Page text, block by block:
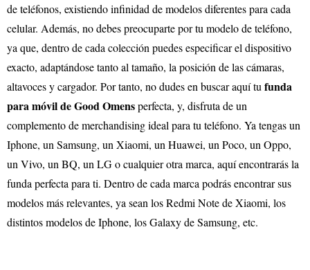
de teléfonos, existiendo infinidad de modelos diferentes para cada
celular. Además, no debes preocuparte por tu modelo de teléfono,
ya que, dentro de cada colección puedes especificar el dispositivo
exacto, adaptándose tanto al tamaño, la posición de las cámaras,
altavoces y cargador. Por tanto, no dudes en buscar aquí tu funda
para móvil de Good Omensperfecta, y, disfruta de un
complemento de merchandising ideal para tu teléfono. Ya tengas un
Iphone, un Samsung, un Xiaomi, un Huawei, un Poco, un Oppo,
un Vivo, un BQ, un LG o cualquier otra marca, aquí encontrarás la
funda perfecta para ti. Dentro de cada marca podrás encontrar sus
modelos más relevantes, ya sean los Redmi Note de Xiaomi, los
distintos modelos de Iphone, los Galaxy de Samsung, etc.